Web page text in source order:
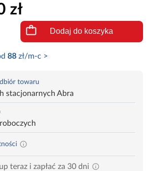
zł
Dodaj do koszyka
88 zł/m-c >
towaru
stacjonarnych Abra
teraz i zapłać za 30 dni